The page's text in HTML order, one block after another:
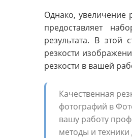
Однако,
предоставляет
результата. В этой
резкости
резкости в вашей
Качественная
фотографий в
вашу работу
методы и